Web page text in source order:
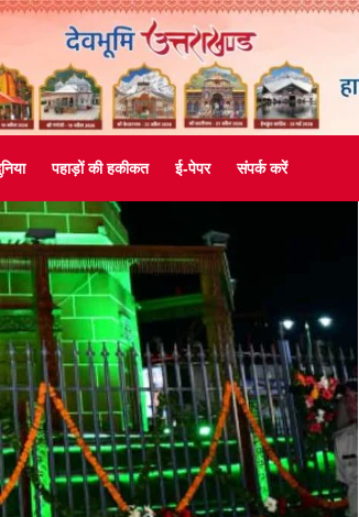
पहाड़ों की हकीकत ई-पेपर संपर्क करें